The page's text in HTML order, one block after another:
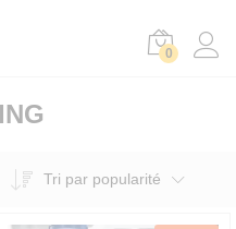
0
Tri par popularité